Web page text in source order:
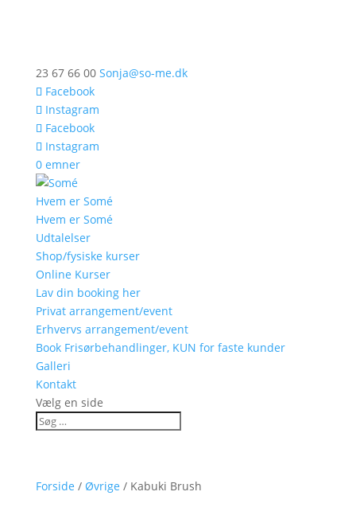
23 67 66 00 Sonja@so-me.dk
Facebook
Instagram
Facebook
Instagram
0 emner
Hvem er Somé
Hvem er Somé
Udtalelser
Shop/fysiske kurser
Online Kurser
Lav din booking her
Privat arrangement/event
Erhvervs arrangement/event
Book Frisørbehandlinger, KUN for faste kunder
Galleri
Kontakt
Vælg en side
Forside / Øvrige / Kabuki Brush